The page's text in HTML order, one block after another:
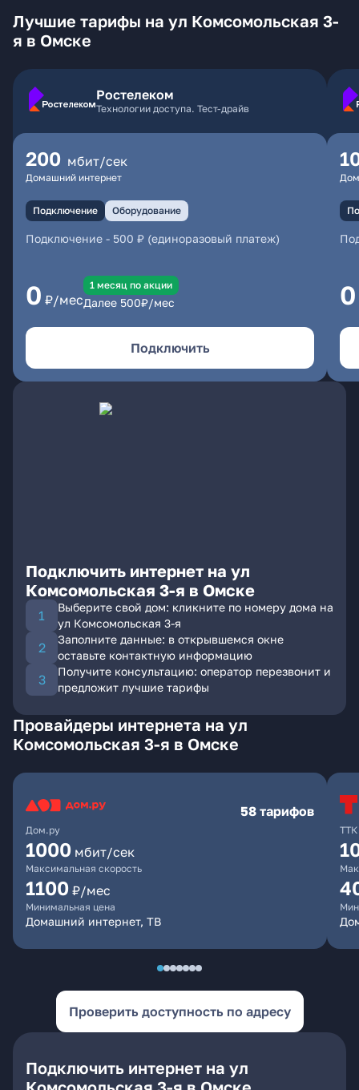
Лучшие тарифы на ул Комсомольская 3-
я в Омске
Ростелеком
Технологии доступа. Тест-драйв
200 мбит/сек
Домашний интернет
Подключение Оборудование
Подключение - 500 ₽ (единоразовый платеж)
0 ₽/мес
1 месяц по акции
Далее 500₽/мес
Подключить
0
Подключить интернет на ул
Комсомольская 3-я в Омске
Выберите свой дом: кликните по номеру дома на
ул Комсомольская 3-я
Заполните данные: в открывшемся окне
оставьте контактную информацию
Получите консультацию: оператор перезвонит и
предложит лучшие тарифы
Провайдеры интернета на ул
Комсомольская 3-я в Омске
Дом.ру
58 тарифов
1000 мбит/сек
Максимальная скорость
1100 ₽/мес
Минимальная цена
Домашний интернет, ТВ
ТТК
Проверить доступность по адресу
Подключить интернет на ул